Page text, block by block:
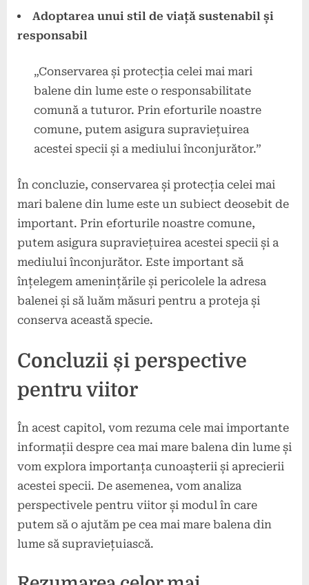
Adoptarea unui stil de viață sustenabil și
responsabil
„Conservarea și protecția celei mai mari
balene din lume este o responsabilitate
comună a tuturor. Prin eforturile noastre
comune, putem asigura supraviețuirea
acestei specii și a mediului înconjurător.”
În concluzie, conservarea și protecția celei mai
mari balene din lume este un subiect deosebit de
important. Prin eforturile noastre comune,
putem asigura supraviețuirea acestei specii și a
mediului înconjurător. Este important să
înțelegem amenințările și pericolele la adresa
balenei și să luăm măsuri pentru a proteja și
conserva această specie.
Concluzii și perspective
pentru viitor
În acest capitol, vom rezuma cele mai importante
informații despre cea mai mare balena din lume și
vom explora importanța cunoașterii și aprecierii
acestei specii. De asemenea, vom analiza
perspectivele pentru viitor și modul în care
putem să o ajutăm pe cea mai mare balena din
lume să supraviețuiască.